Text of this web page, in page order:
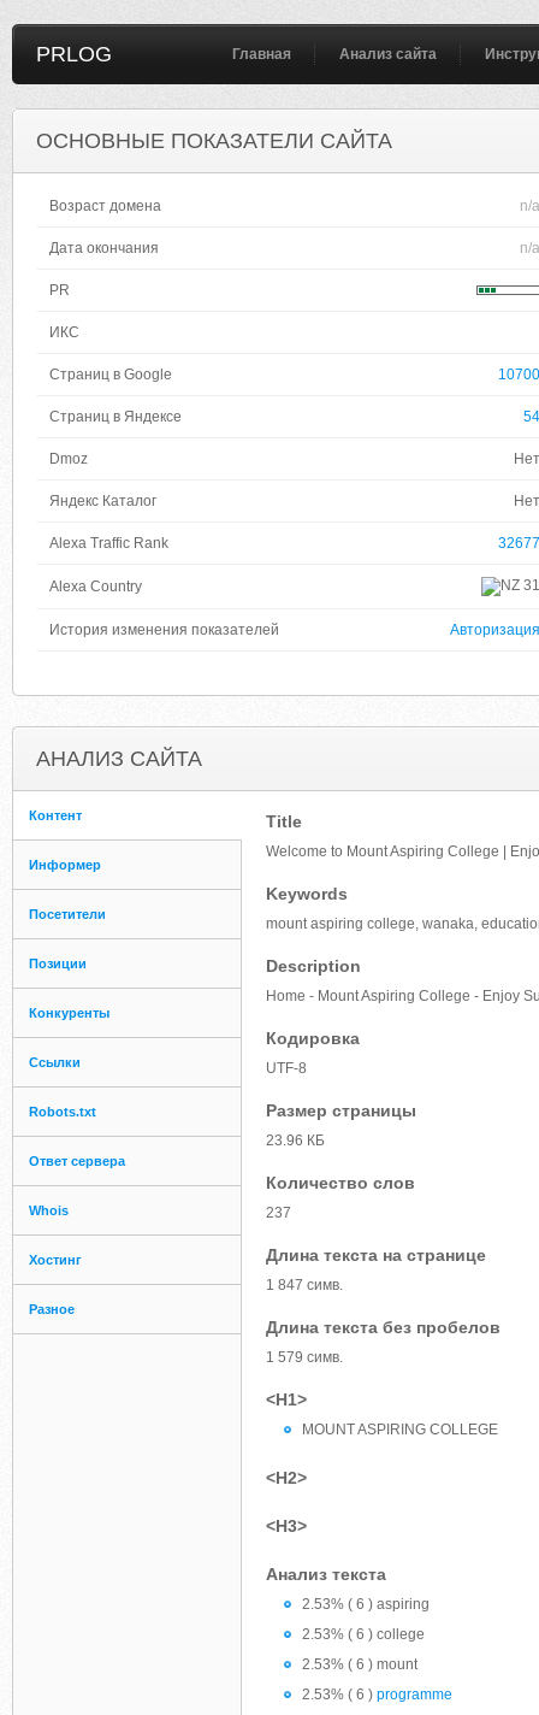
PRLOG Главная Анализ сайта
ОСНОВНЫЕ ПОКАЗАТЕЛИ САЙТА
Возраст домена n/a
Дата окончания n/a
PR
ИКС
Страниц в Google 10700
Страниц в Яндексе 54
Dmoz Нет
Яндекс Каталог Нет
Alexa Traffic Rank 32677
Alexa Country 31
История изменения показателей Авторизация
АНАЛИЗ САЙТА
Контент
Информер
Посетители
Позиции
Конкуренты
Ссылки
Robots.txt
Ответ сервера
Whois
Хостинг
Разное
Title
Welcome to Mount Aspiring College |
Keywords
mount aspiring college, wanaka,
Description
Home - Mount Aspiring College - Enjoy
Кодировка
UTF-8
Размер страницы
23.96 КБ
Количество слов
237
Длина текста на странице
1 847 симв.
Длина текста без пробелов
1 579 симв.
<H1>
MOUNT ASPIRING COLLEGE
<H2>
<H3>
Анализ текста
2.53% ( 6 ) aspiring
2.53% ( 6 ) college
2.53% ( 6 ) mount
2.53% ( 6 ) programme